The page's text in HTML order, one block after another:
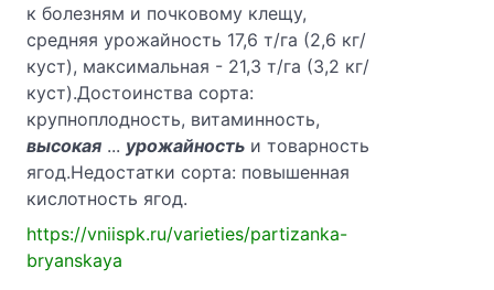
к болезням и почковому клещу,
средняя урожайность 17,6 т/га (2,6 кг/
куст), максимальная - 21,3 т/га (3,2 кг/
куст).Достоинства сорта:
крупноплодность, витаминность,
высокая ... урожайность и товарность
ягод.Недостатки сорта: повышенная
кислотность ягод.
https://vniispk.ru/varieties/partizanka-
bryanskaya